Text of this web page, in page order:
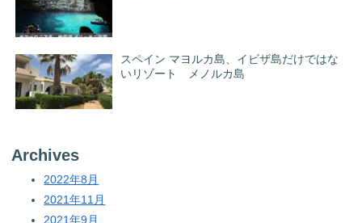
スペイン マヨルカ島、イビザ島だけではな
いリゾート メノルカ島
Archives
2022年8月
2021年11月
2021年9月